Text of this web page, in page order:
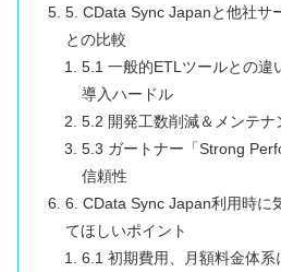
5. CData Sync Japanと他社サ
との比較
5.1 一般的ETLツールとの違
導入ハードル
5.2 開発工数削減＆メンテナ
5.3 ガートナー「Strong
信頼性
6. CData Sync Japan利用時に
てほしいポイント
6.1 初期費用、月額料金体系